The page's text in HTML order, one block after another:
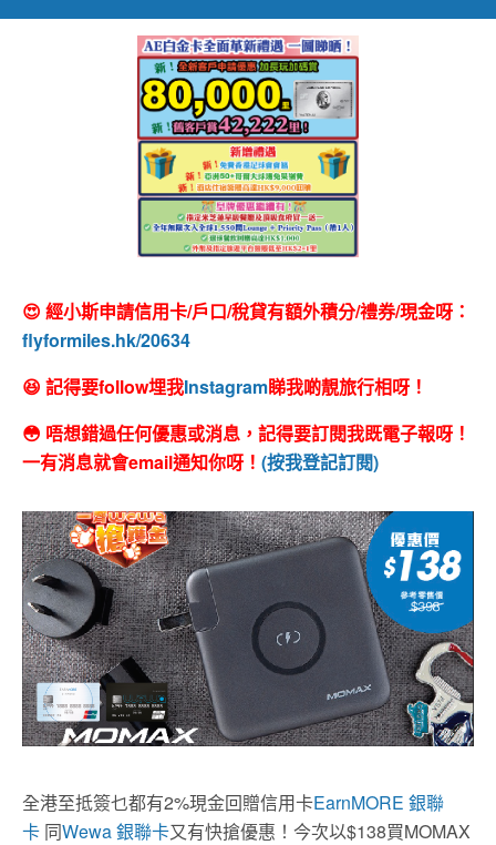
😍 經小斯申請信用卡/戶口/稅貸有額外積分/禮券/現金呀：
flyformiles.hk/20634
😆 記得要follow埋我Instagram睇我啲靚旅行相呀！
😳 唔想錯過任何優惠或消息，記得要訂閱我既電子報呀！
一有消息就會email通知你呀！ (按我登記訂閱)
全港至抵簽乜都有2%現金回贈信用卡EarnMORE 銀聯
卡 同Wewa 銀聯卡又有快搶優惠！今次以$138買MOMAX